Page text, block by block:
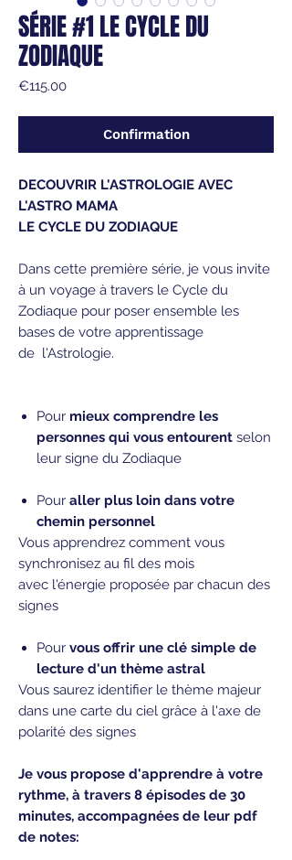
SÉRIE #1 LE CYCLE DU
ZODIAQUE
€115.00Price
Confirmation
DECOUVRIR L'ASTROLOGIE AVEC
L'ASTRO MAMA
LE CYCLE DU ZODIAQUE
Dans cette première série, je vous invite
à un voyage à travers le Cycle du
Zodiaque pour poser ensemble les
bases de votre apprentissage
de l'Astrologie.
Pour mieux comprendre les
personnes qui vous entourent selon
leur signe du Zodiaque
Pour aller plus loin dans votre
chemin personnel
Vous apprendrez comment vous
synchronisez au fil des mois
avec l'énergie proposée par chacun des
signes
Pour vous offrir une clé simple de
lecture d'un thème astral
Vous saurez identifier le thème majeur
dans une carte du ciel grâce à l'axe de
polarité des signes
Je vous propose d'apprendre à votre
rythme, à travers 8 épisodes de 30
minutes, accompagnées de leur pdf
de notes: